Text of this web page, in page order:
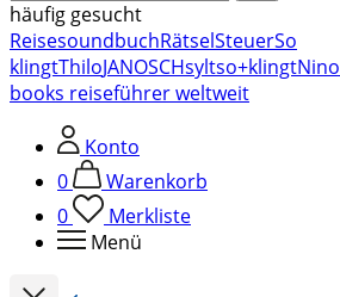
häufig gesucht
ReisesoundbuchRätselSteuerSo
klingtThiloJANOSCHsyltso+klingtNino
books reiseführer weltweit
Konto
0
Warenkorb
0
Merkliste
Menü